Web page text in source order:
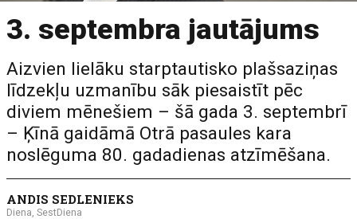
3. septembra jautājums
Aizvien lielāku starptautisko plašsaziņas
līdzekļu uzmanību sāk piesaistīt pēc
diviem mēnešiem – šā gada 3. septembrī
– Ķīnā gaidāmā Otrā pasaules kara
noslēguma 80. gadadienas atzīmēšana.
ANDIS SEDLENIEKS
Diena, SestDiena